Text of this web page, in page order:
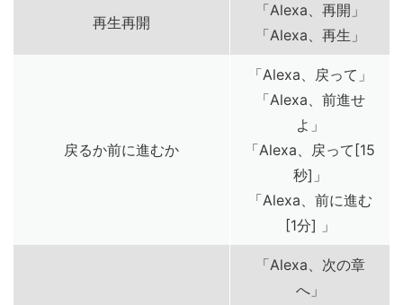
再生再開
「Alexa、再開」
「Alexa、再生」
戻るか前に進むか
「Alexa、戻って」
「Alexa、前進せ
よ」
「Alexa、戻って[15
秒]」
「Alexa、前に進む
[1分] 」
「Alexa、次の章
へ」